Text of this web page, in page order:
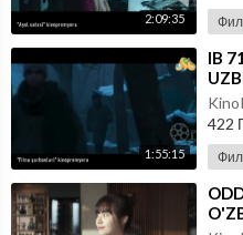
2:09:35
1:55:15
⁣IB
422